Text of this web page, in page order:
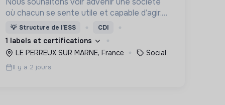
où chacun se sente utile et capable d’agir.
Pour cela, nous proposons des moyens et
des lieux d’engagement innovants et
adaptés à tous.
💡 Structure de l’ESS CDI
1 labels et certifications
LE PERREUX SUR MARNE, France
Social
Il y a 2 jours